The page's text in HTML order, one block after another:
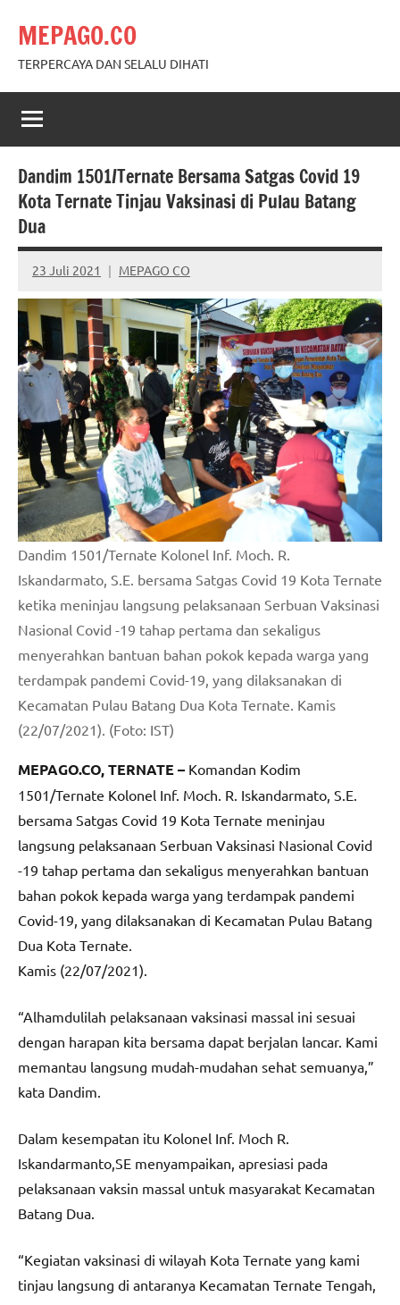
content
MEPAGO.CO
TERPERCAYA DAN SELALU DIHATI
Dandim 1501/Ternate Bersama Satgas Covid 19
Kota Ternate Tinjau Vaksinasi di Pulau Batang
Dua
23 Juli 2021 MEPAGO CO
No
comments
Dandim 1501/Ternate Kolonel Inf. Moch. R.
Iskandarmato, S.E. bersama Satgas Covid 19 Kota Ternate
ketika meninjau langsung pelaksanaan Serbuan Vaksinasi
Nasional Covid -19 tahap pertama dan sekaligus
menyerahkan bantuan bahan pokok kepada warga yang
terdampak pandemi Covid-19, yang dilaksanakan di
Kecamatan Pulau Batang Dua Kota Ternate. Kamis
(22/07/2021). (Foto: IST)
MEPAGO.CO, TERNATE – Komandan Kodim
1501/Ternate Kolonel Inf. Moch. R. Iskandarmato, S.E.
bersama Satgas Covid 19 Kota Ternate meninjau
langsung pelaksanaan Serbuan Vaksinasi Nasional Covid
-19 tahap pertama dan sekaligus menyerahkan bantuan
bahan pokok kepada warga yang terdampak pandemi
Covid-19, yang dilaksanakan di Kecamatan Pulau Batang
Dua Kota Ternate.
Kamis (22/07/2021).
“Alhamdulilah pelaksanaan vaksinasi massal ini sesuai
dengan harapan kita bersama dapat berjalan lancar. Kami
memantau langsung mudah-mudahan sehat semuanya,”
kata Dandim.
Dalam kesempatan itu Kolonel Inf. Moch R.
Iskandarmanto,SE menyampaikan, apresiasi pada
pelaksanaan vaksin massal untuk masyarakat Kecamatan
Batang Dua.
“Kegiatan vaksinasi di wilayah Kota Ternate yang kami
tinjau langsung di antaranya Kecamatan Ternate Tengah,